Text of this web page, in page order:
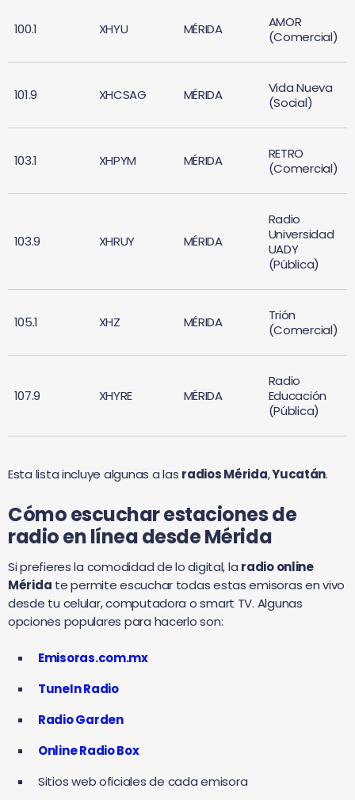
100.1 XHYU MÉRIDA
AMOR
(Comercial)
101.9 XHCSAG MÉRIDA
Vida Nueva
(Social)
103.1 XHPYM MÉRIDA
RETRO
(Comercial)
103.9 XHRUY MÉRIDA
Radio
Universidad
UADY
(Pública)
105.1 XHZ MÉRIDA
Trión
(Comercial)
107.9 XHYRE MÉRIDA
Radio
Educación
(Pública)
Esta lista incluye algunas a las radios Mérida,Yucatán.
Cómo escuchar estaciones de
radio en línea desde Mérida
Si prefieres la comodidad de lo digital, la radio online
Mérida te permite escuchar todas estas emisoras en vivo
desde tu celular, computadora o smart TV. Algunas
opciones populares para hacerlo son:
Emisoras.com.mx
TuneIn Radio
Radio Garden
Online Radio Box
Sitios web oficiales de cada emisora